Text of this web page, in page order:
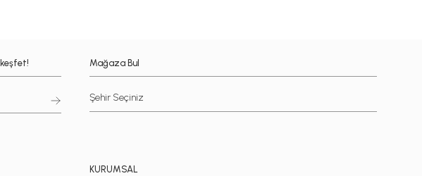
Mağaza Bul
KURUMSAL